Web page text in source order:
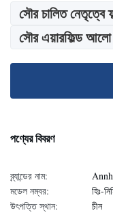
সৌর চালিত নেতৃত্বে
সৌর এয়ারফিল্ড আলো
পণ্যের বিবরণ
ব্র্যান্ডের নাম:
মডেল নম্বর:
হিঃ-
উৎপত্তি স্থান:
চীন